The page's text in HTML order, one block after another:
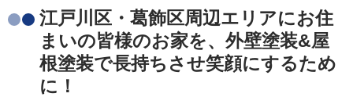
江戸川区・葛飾区周辺エリアにお住
まいの皆様のお家を、外壁塗装&屋
根塗装で長持ちさせ笑顔にするため
に！